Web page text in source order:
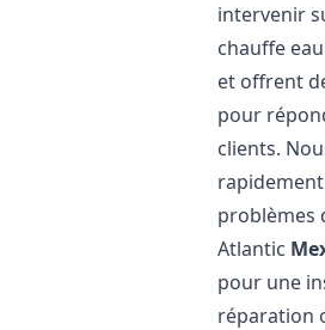
intervenir
chauffe
et offrent
pour
clients.
problèmes
Atlantic
pour une
réparation